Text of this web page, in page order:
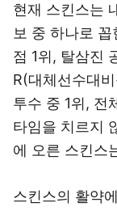
현재 스킨스는
보 중 하나로
점 1위, 탈삼진
R(대체선수대
투수 중 1위, 전
타임을 치르지
에 오른 스킨스
스킨스의 활약